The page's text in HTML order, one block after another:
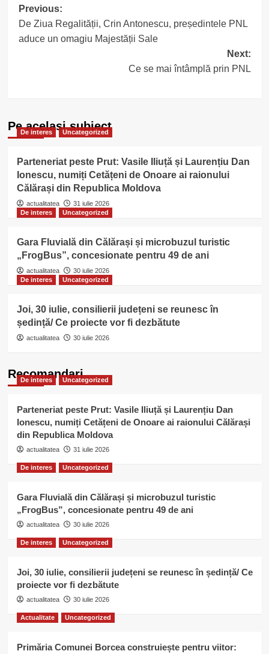
Post
navigation
Previous:
De Ziua Regalității, Crin Antonescu, președintele PNL
aduce un omagiu Majestății Sale
Next:
Ce se mai întâmplă prin PNL
Pe acelasi subiect
De interes Uncategorized
Parteneriat peste Prut: Vasile Iliuță și Laurențiu Dan
Ionescu, numiți Cetățeni de Onoare ai raionului
Călărași din Republica Moldova
actualitatea
31 iulie 2026
De interes
Uncategorized
Gara Fluvială din Călărași și microbuzul turistic
„FrogBus”, concesionate pentru 49 de ani
actualitatea
30 iulie 2026
De interes
Uncategorized
Joi, 30 iulie, consilierii județeni se reunesc în
ședință/ Ce proiecte vor fi dezbătute
actualitatea 30 iulie 2026
Recomandari
De interes Uncategorized
Parteneriat peste Prut: Vasile Iliuță și Laurențiu Dan
Ionescu, numiți Cetățeni de Onoare ai raionului Călărași
din Republica Moldova
actualitatea 31 iulie 2026
De interes Uncategorized
Gara Fluvială din Călărași și microbuzul turistic
„FrogBus”, concesionate pentru 49 de ani
actualitatea 30 iulie 2026
De interes Uncategorized
Joi, 30 iulie, consilierii județeni se reunesc în ședință/ Ce
proiecte vor fi dezbătute
actualitatea 30 iulie 2026
Actualitate Uncategorized
Primăria Comunei Borcea construiește pentru viitor: